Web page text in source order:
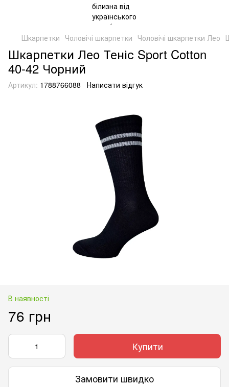
Шкарпетки Чоловічі шкарпетки Чоловічі шкарпетки Лео
Шкарпетки Лео Теніс Sport Cotton
40-42 Чорний
Артикул: 1788766088 Написати відгук
В наявності
76 грн
Купити
Замовити швидко